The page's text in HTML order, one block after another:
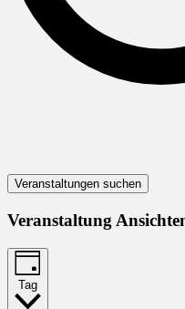
Veranstaltungen suchen
Veranstaltung
Tag